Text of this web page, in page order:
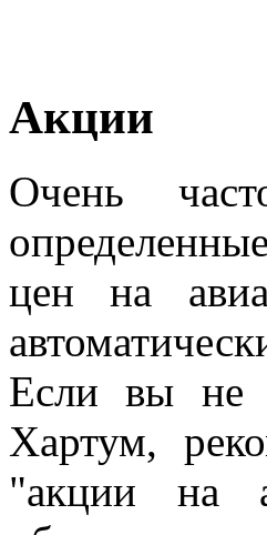
Акции
Очень
цен на
Если вы не
Хартум,
"акции на